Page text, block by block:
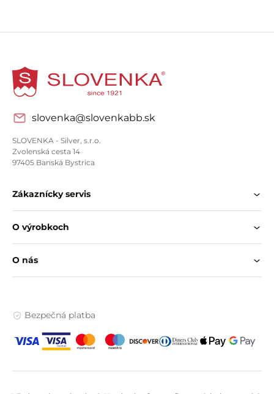
slovenka@slovenkabb.sk
SLOVENKA - Silver, s.r.o.
Zvolenská cesta 14
97405 Banská Bystrica
Zákaznícky servis
O výrobkoch
O nás
Bezpečná platba